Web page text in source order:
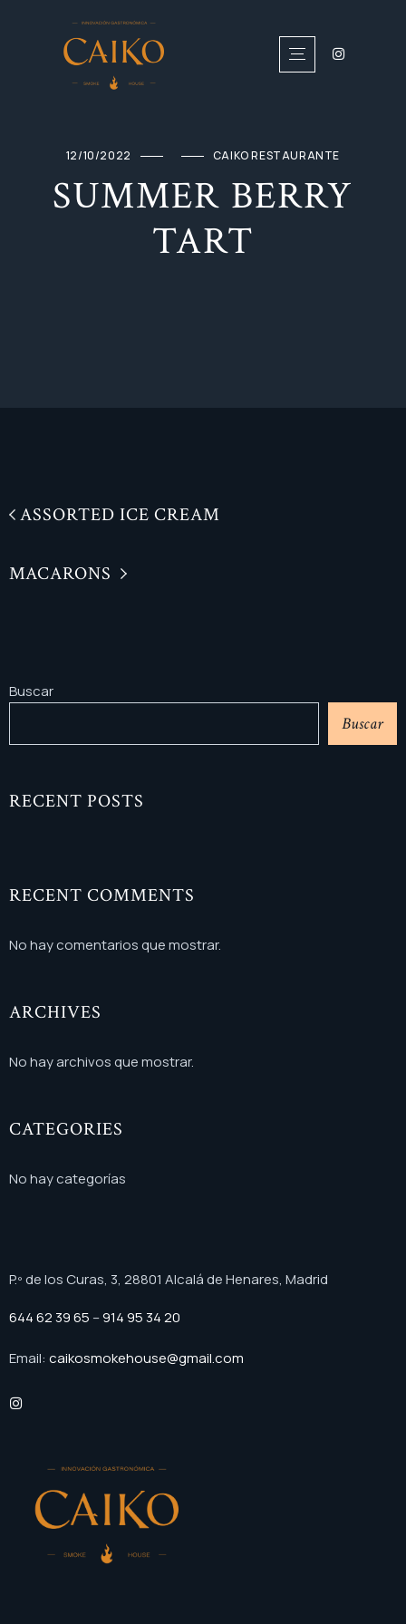
12/10/2022 CAIKO RESTAURANTE
SUMMER BERRY
TART
ASSORTED ICE CREAM
MACARONS
Buscar
Buscar
RECENT POSTS
RECENT COMMENTS
No hay comentarios que mostrar.
ARCHIVES
No hay archivos que mostrar.
CATEGORIES
No hay categorías
P.º de los Curas, 3, 28801 Alcalá de Henares, Madrid
644 62 39 65 –914 95 34 20
Email: caikosmokehouse@gmail.com